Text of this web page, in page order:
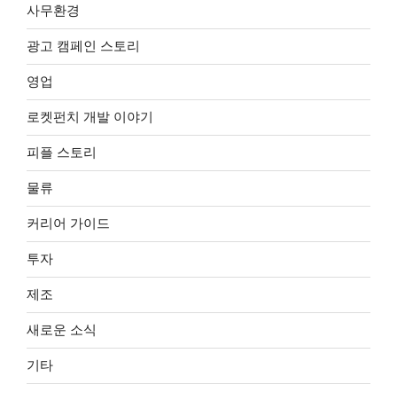
사무환경
광고 캠페인 스토리
영업
로켓펀치 개발 이야기
피플 스토리
물류
커리어 가이드
투자
제조
새로운 소식
기타